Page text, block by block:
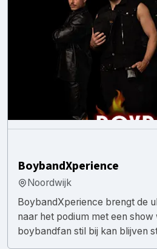
BoybandXperience
Noordwijk
BoybandXperience brengt de
naar het podium met een
boybandfan stil bij kan blijven